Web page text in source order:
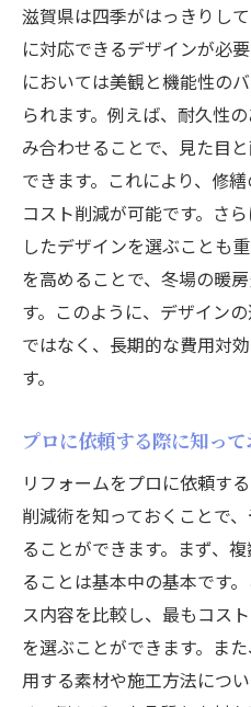
滋賀県は四季がはっきりし
に対応できるデザインが必
においては美観と機能性の
られます。例えば、耐久性
み合わせることで、見た目
できます。これにより、修
コスト削減が可能です。さ
したデザインを選ぶことも
を高めることで、冬場の暖
す。このように、デザイン
ではなく、長期的な費用対
す。
プロに依頼する際に知っ
リフォームをプロに依頼す
削減術を知っておくことで
ることができます。まず、
ることは基本中の基本です
ス内容を比較し、最もコス
を選ぶことができます。ま
用する素材や施工方法につ